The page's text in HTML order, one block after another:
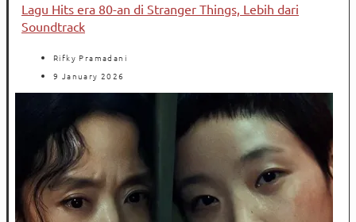
Lagu Hits era 80-an di Stranger Things, Lebih dari
Soundtrack
Rifky Pramadani
9 January 2026